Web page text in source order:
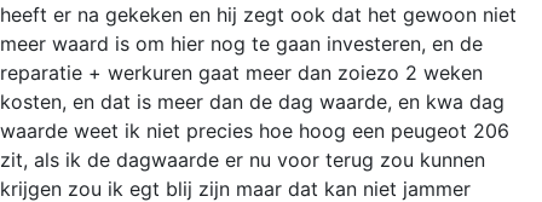
heeft er na gekeken en hij zegt ook dat het gewoon niet
meer waard is om hier nog te gaan investeren, en de
reparatie + werkuren gaat meer dan zoiezo 2 weken
kosten, en dat is meer dan de dag waarde, en kwa dag
waarde weet ik niet precies hoe hoog een peugeot 206
zit, als ik de dagwaarde er nu voor terug zou kunnen
krijgen zou ik egt blij zijn maar dat kan niet jammer